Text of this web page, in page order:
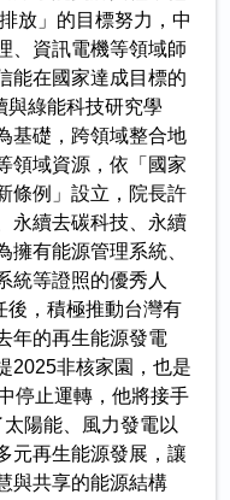
放」的目標努力，中
、資訊電機等領域師
能在國家達成目標的
綠能科技研究學
基礎，跨領域整合地
領域資源，依「國家
條例」設立，院長許
永續去碳科技、永續
有能源管理系統、
統等證照的優秀人
，積極推動台灣有
年的再生能源發電
2025非核家園，也是
停止運轉，他將接手
陽能、風力發電以
元再生能源發展，讓
與共享的能源結構